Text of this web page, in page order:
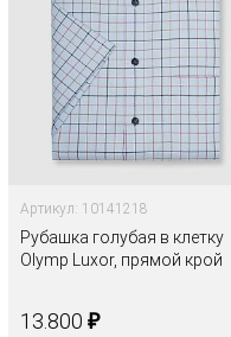
Артикул: 10141218
Рубашка голубая в клетку
Olymp Luxor, прямой крой
13.800 ₽